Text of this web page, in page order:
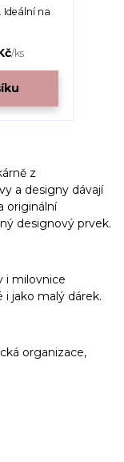
Ideální na
/ks
z
a designy dávají
originální
designový prvek.
i milovnice
i jako malý dárek.
organizace,